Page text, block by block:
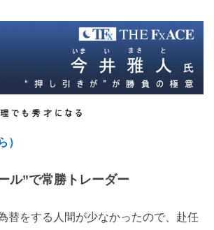
ー
ド
）
ル”で常勝トレーダー
替をする人間が少なかったので、赴任